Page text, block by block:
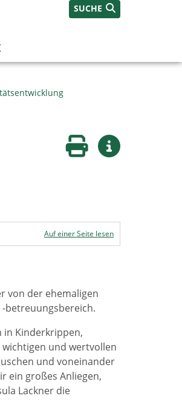
SUCHE
Seite druckenWeitere Infos
Auf einer Seite lesen
von der ehemaligen
betreuungsbereich.
in Kinderkrippen,
und wertvollen
und voneinander
ein großes Anliegen,
Lackner die